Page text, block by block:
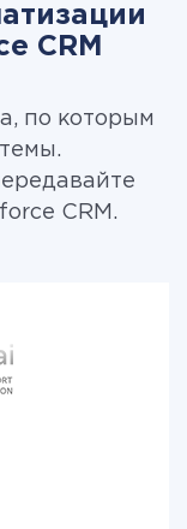
CRM
по которым
CRM.